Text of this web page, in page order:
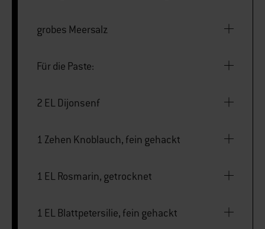
grobes Meersalz
Für die Paste:
2 EL Dijonsenf
1 Zehen Knoblauch, fein gehackt
1 EL Rosmarin, getrocknet
1 EL Blattpetersilie, fein gehackt